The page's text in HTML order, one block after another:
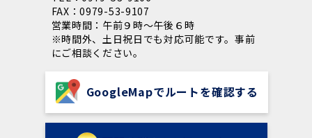
FAX：0979-53-9107
営業時間：午前９時～午後６時
※時間外、土日祝日でも対応可能です。事前
にご相談ください。
GoogleMapでルートを確認する